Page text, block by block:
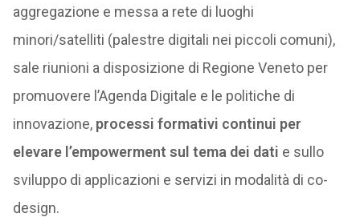
aggregazione e messa a rete di luoghi
minori/satelliti (palestre digitali nei piccoli comuni),
sale riunioni a disposizione di Regione Veneto per
promuovere l’Agenda Digitale e le politiche di
innovazione, processi formativi continui per
elevare l’empowerment sul tema dei dati e sullo
sviluppo di applicazioni e servizi in modalità di co-
design.